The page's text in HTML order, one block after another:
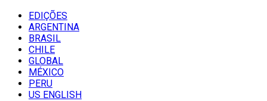
EDIÇÕES
ARGENTINA
BRASIL
CHILE
GLOBAL
MÉXICO
PERU
US ENGLISH